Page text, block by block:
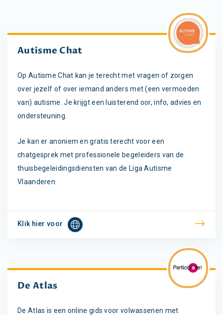
Autisme Chat
Op Autisme Chat kan je terecht met vragen of zorgen
over jezelf of over iemand anders met (een vermoeden
van) autisme. Je krijgt een luisterend oor, info, advies en
ondersteuning.
Je kan er anoniem en gratis terecht voor een
chatgesprek met professionele begeleiders van de
thuisbegeleidingsdiensten van de Liga Autisme
Vlaanderen.
Klik hier voor
De Atlas
De Atlas is een online gids voor volwassenen met